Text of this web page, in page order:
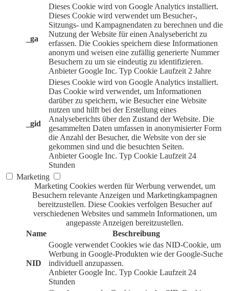
_ga
Dieses Cookie wird von Google Analytics installiert.
Dieses Cookie wird verwendet um Besucher-,
Sitzungs- und Kampagnendaten zu berechnen und die
Nutzung der Website für einen Analysebericht zu
erfassen. Die Cookies speichern diese Informationen
anonym und weisen eine zufällig generierte Nummer
Besuchern zu um sie eindeutig zu identifizieren.
Anbieter Google Inc. Typ Cookie Laufzeit 2 Jahre
_gid
Dieses Cookie wird von Google Analytics installiert.
Das Cookie wird verwendet, um Informationen
darüber zu speichern, wie Besucher eine Website
nutzen und hilft bei der Erstellung eines
Analyseberichts über den Zustand der Website. Die
gesammelten Daten umfassen in anonymisierter Form
die Anzahl der Besucher, die Website von der sie
gekommen sind und die besuchten Seiten.
Anbieter Google Inc. Typ Cookie Laufzeit 24
Stunden
Marketing
Marketing Cookies werden für Werbung verwendet, um
Besuchern relevante Anzeigen und Marketingkampagnen
bereitzustellen. Diese Cookies verfolgen Besucher auf
verschiedenen Websites und sammeln Informationen, um
angepasste Anzeigen bereitzustellen.
Name
Beschreibung
NID
Google verwendet Cookies wie das NID-Cookie, um
Werbung in Google-Produkten wie der Google-Suche
individuell anzupassen.
Anbieter Google Inc. Typ Cookie Laufzeit 24
Stunden